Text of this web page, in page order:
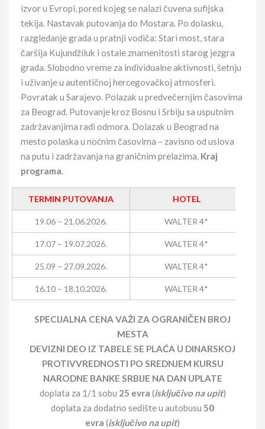
izvor u Evropi, pored kojeg se nalazi čuvena sufijska
tekija. Nastavak putovanja do Mostara. Po dolasku,
razgledanje grada u pratnji vodiča: Stari most, stara
čaršija Kujundžiluk i ostale znamenitosti starog jezgra
grada. Slobodno vreme za individualne aktivnosti, šetnju
i uživanje u autentičnoj hercegovačkoj atmosferi.
Povratak u Sarajevo. Polazak u predvečernjim časovima
za Beograd. Putovanje kroz Bosnu i Srbiju sa usputnim
zadržavanjima radi odmora. Dolazak u Beograd na
mesto polaska u noćnim časovima – zavisno od uslova
na putu i zadržavanja na graničnim prelazima. Kraj
programa.
TERMIN PUTOVANJA HOTEL
19.06 – 21.06.2026. WALTER 4*
17.07 – 19.07.2026. WALTER 4*
25.09 – 27.09.2026. WALTER 4*
16.10 – 18.10.2026. WALTER 4*
SPECIJALNA CENA VAŽI ZA OGRANIČEN BROJ
MESTA
DEVIZNI DEO IZ TABELE SE PLAĆA U DINARSKOJ
PROTIVVREDNOSTI PO SREDNJEM KURSU
NARODNE BANKE SRBIJE NA DAN UPLATE
doplata za 1/1 sobu 25 evra (isključivo na upit)
doplata za dodatno sedište u autobusu 50
evra (isključivo na upit)